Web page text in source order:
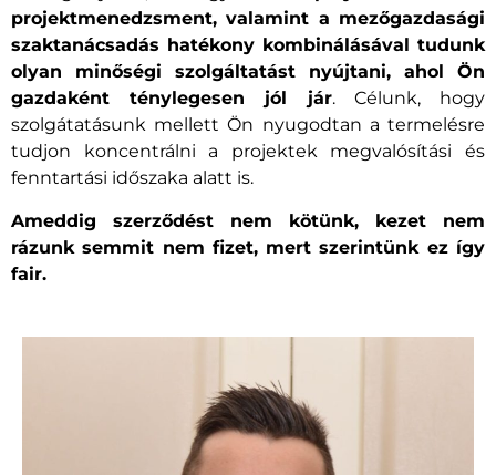
projektmenedzsment, valamint a mezőgazdasági
szaktanácsadás hatékony kombinálásával tudunk
olyan minőségi szolgáltatást nyújtani, ahol Ön
gazdaként ténylegesen jól jár. Célunk, hogy
szolgátatásunk mellett Ön nyugodtan a termelésre
tudjon koncentrálni a projektek megvalósítási és
fenntartási időszaka alatt is.
Ameddig szerződést nem kötünk, kezet nem
rázunk semmit nem fizet, mert szerintünk ez így
fair.